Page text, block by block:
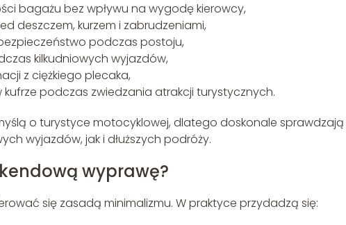
bagażu bez wpływu na wygodę kierowcy,
deszczem, kurzem i zabrudzeniami,
podczas postoju,
kilkudniowych wyjazdów,
z ciężkiego plecaka,
podczas zwiedzania atrakcji turystycznych.
o turystyce motocyklowej, dlatego doskonale sprawdzają
wyjazdów, jak i dłuższych podróży.
wyprawę?
się zasadą minimalizmu. W praktyce przydadzą się: